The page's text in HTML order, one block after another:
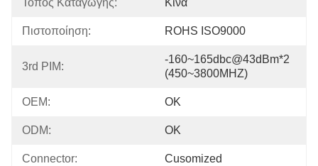
Τόπος Καταγωγής: Κίνα
Πιστοποίηση: ROHS ISO9000
3rd PIM:
-160~165dbc@43dBm*2
(450~3800MHZ)
OEM: OK
ODM: OK
Connector: Cusomized